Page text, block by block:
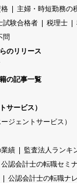
格
主婦・時短勤務の
試験合格者 税理士
問
のリリース
の記事一覧
サービス）
ジェントサービス）
績
監査法人ランキ
公認会計士の転職セミ
公認会計士の転職ナ